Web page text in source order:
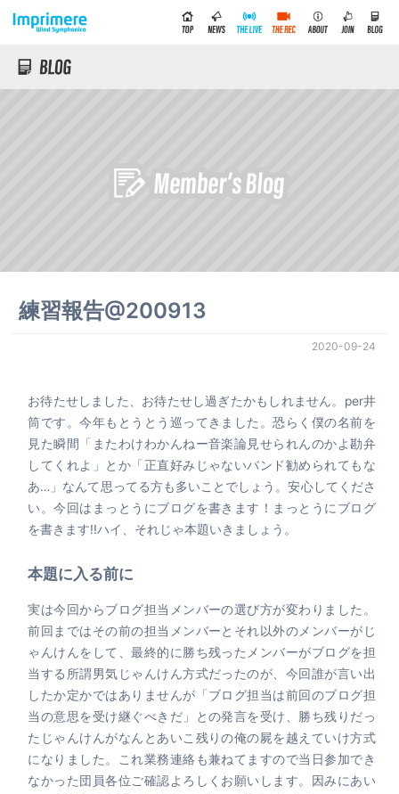
練習報告@200913
2020-09-24
お待たせしました、お待たせし過ぎたかもしれません。per井
筒です。今年もとうとう巡ってきました。恐らく僕の名前を
見た瞬間「またわけわかんねー音楽論見せられんのかよ勘弁
してくれよ」とか「正直好みじゃないバンド勧められてもな
あ…」なんて思ってる方も多いことでしょう。安心してくださ
い。今回はまっとうにブログを書きます！まっとうにブログ
を書きます!!ハイ、それじゃ本題いきましょう。
本題に入る前に
実は今回からブログ担当メンバーの選び方が変わりました。
前回まではその前の担当メンバーとそれ以外のメンバーがじ
ゃんけんをして、最終的に勝ち残ったメンバーがブログを担
当する所謂男気じゃんけん方式だったのが、今回誰が言い出
したか定かではありませんが「ブログ担当は前回のブログ担
当の意思を受け継ぐべきだ」との発言を受け、勝ち残りだっ
たじゃんけんがなんとあいこ残りの俺の屍を越えていけ方式
になりました。これ業務連絡も兼ねてますので当日参加でき
なかった団員各位ご確認よろしくお願いします。因みにあい